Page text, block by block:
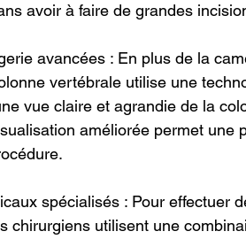
avoir à faire de grandes
avancées : En plus de la
vertébrale utilise une
vue claire et agrandie de la
améliorée permet une
spécialisés : Pour effectuer
chirurgiens utilisent une